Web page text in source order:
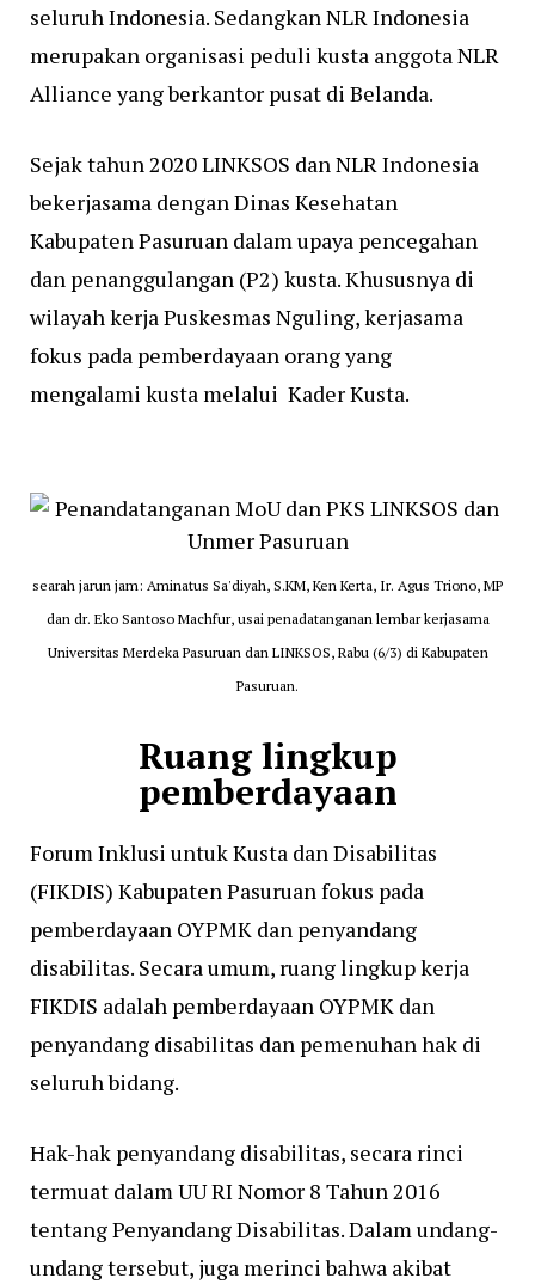
seluruh Indonesia. Sedangkan NLR Indonesia
merupakan organisasi peduli kusta anggota NLR
Alliance yang berkantor pusat di Belanda.
Sejak tahun 2020 LINKSOS dan NLR Indonesia
bekerjasama dengan Dinas Kesehatan
Kabupaten Pasuruan dalam upaya pencegahan
dan penanggulangan (P2) kusta. Khususnya di
wilayah kerja Puskesmas Nguling, kerjasama
fokus pada pemberdayaan orang yang
mengalami kusta melalui Kader Kusta.
searah jarun jam: Aminatus Sa'diyah, S.KM, Ken Kerta, Ir. Agus Triono, MP
dan dr. Eko Santoso Machfur, usai penadatanganan lembar kerjasama
Universitas Merdeka Pasuruan dan LINKSOS, Rabu (6/3) di Kabupaten
Pasuruan.
Ruang lingkup
pemberdayaan
Forum Inklusi untuk Kusta dan Disabilitas
(FIKDIS) Kabupaten Pasuruan fokus pada
pemberdayaan OYPMK dan penyandang
disabilitas. Secara umum, ruang lingkup kerja
FIKDIS adalah pemberdayaan OYPMK dan
penyandang disabilitas dan pemenuhan hak di
seluruh bidang.
Hak-hak penyandang disabilitas, secara rinci
termuat dalam UU RI Nomor 8 Tahun 2016
tentang Penyandang Disabilitas. Dalam undang-
undang tersebut, juga merinci bahwa akibat